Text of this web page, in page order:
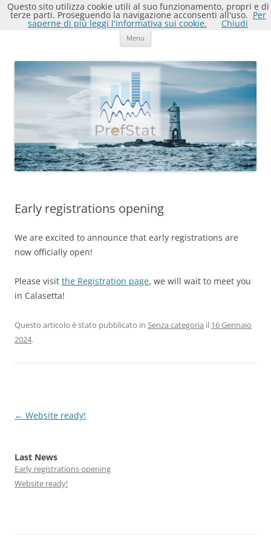
Vai
al
contenuto
PREFSTAT: PREFerence STATistics
summer school for advanced
ranking and ordinal data
PREFerence STATistics summer school for advanced ranking and
ordinal data
Menu
Early registrations opening
We are excited to announce that early registrations are
now officially open!
Please visit the Registration page, we will wait to meet you
in Calasetta!
Questo articolo è stato pubblicato in Senza categoria il 16 Gennaio
2024.
Navigazione
← Website ready!
Last News
Early registrations opening
Website ready!
Questo sito utilizza cookie utili al suo funzionamento, propri e di
terze parti. Proseguendo la navigazione acconsenti all'uso. Per
saperne di più leggi l'informativa sui cookie. Chiudi